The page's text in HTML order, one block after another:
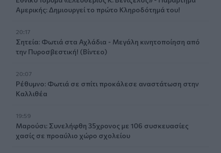
Αμερικής: Δημιουργεί το πρώτο Κληροδότημά του!
20:17
Σητεία: Φωτιά στα Αχλάδια - Μεγάλη κινητοποίηση από
την Πυροσβεστική! (Βίντεο)
20:07
Ρέθυμνο: Φωτιά σε σπίτι προκάλεσε αναστάτωση στην
Καλλιθέα
19:59
Μαρούσι: Συνελήφθη 35χρονος με 106 συσκευασίες
χασίς σε προαύλιο χώρο σχολείου